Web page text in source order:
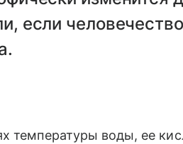
если
температуры воды, ее